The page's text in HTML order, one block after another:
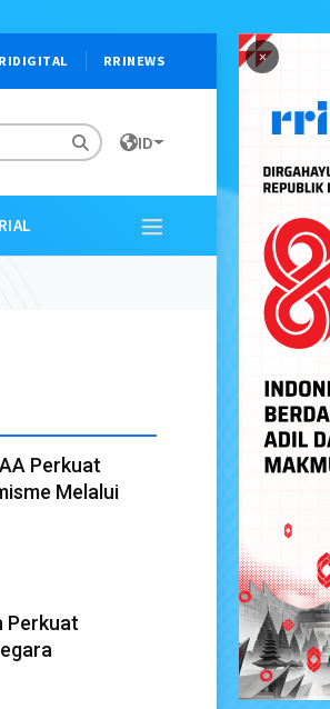
×
RRINEWS
ID
Perkuat
Melalui
Perkuat